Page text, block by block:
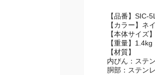
【品番】SIC-5L
【カラー】ネ
【本体サイ
【重量】1.4kg
【材質】
内びん：ステン